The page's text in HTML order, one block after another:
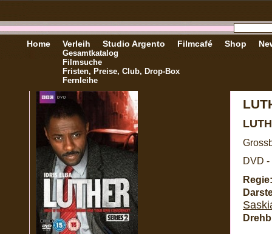
Home Verleih
Gesamtkatalog
Filmsuche
Fristen, Preise, Club, Drop-Box
Fernleihe
Studio Argento Filmcafé Shop
DVD -
Regie: